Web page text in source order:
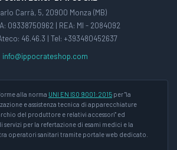
Carrà, 5, 20900 Monza (MB)
09338750962 | REA: MI - 2084092
46.46.3 | Tel: +393480452637
info@ippocrateshop.com
alla norma UNI EN ISO 9001:2015 per "la
e assistenza tecnica di apparecchiature
del produttore e relativi accessori" ed
servizi per la refertazione di esami medici e la
operatori sanitari tramite portale web dedicato.